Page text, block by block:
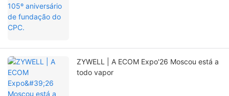
ZYWELL | A ECOM Expo'26 Moscou está a
todo vapor